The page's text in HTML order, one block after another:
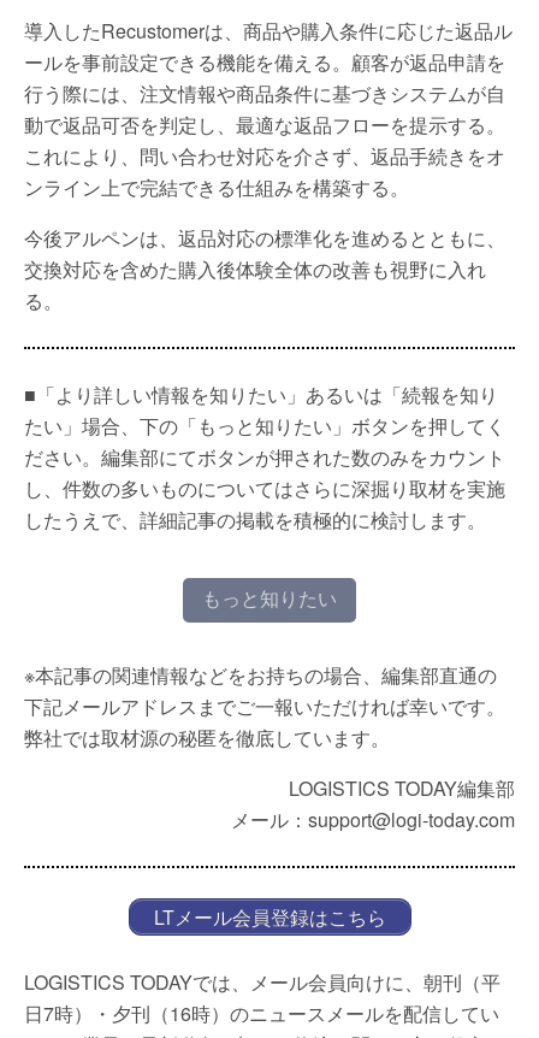
導入したRecustomerは、商品や購入条件に応じた返品ル
ールを事前設定できる機能を備える。顧客が返品申請を
行う際には、注文情報や商品条件に基づきシステムが自
動で返品可否を判定し、最適な返品フローを提示する。
これにより、問い合わせ対応を介さず、返品手続きをオ
ンライン上で完結できる仕組みを構築する。
今後アルペンは、返品対応の標準化を進めるとともに、
交換対応を含めた購入後体験全体の改善も視野に入れ
る。
■「より詳しい情報を知りたい」あるいは「続報を知り
たい」場合、下の「もっと知りたい」ボタンを押してく
ださい。編集部にてボタンが押された数のみをカウント
し、件数の多いものについてはさらに深掘り取材を実施
したうえで、詳細記事の掲載を積極的に検討します。
もっと知りたい
※本記事の関連情報などをお持ちの場合、編集部直通の
下記メールアドレスまでご一報いただければ幸いです。
弊社では取材源の秘匿を徹底しています。
LOGISTICS TODAY編集部
メール：support@logi-today.com
LTメール会員登録はこちら
LOGISTICS TODAYでは、メール会員向けに、朝刊（平
日7時）・夕刊（16時）のニュースメールを配信してい